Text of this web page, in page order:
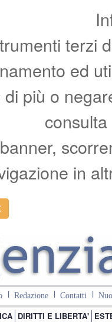
terzi
ed
più o
in
Redazione Contatti
DIRITTI E LIBERTA'